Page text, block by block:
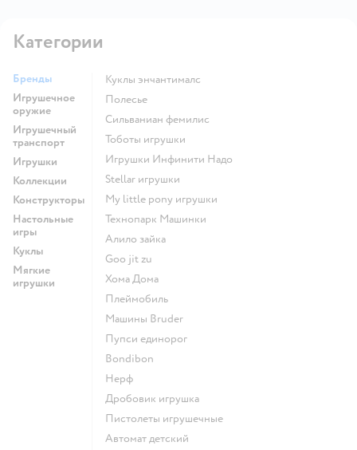
Категории
Бренды
Игрушечное
оружие
Игрушечный
транспорт
Игрушки
Коллекции
Конструкторы
Настольные
игры
Куклы
Мягкие
игрушки
Куклы энчантималс
Полесье
Сильваниан фемилис
Тоботы игрушки
Игрушки Инфинити Надо
Stellar игрушки
my little pony игрушки
Технопарк Машинки
Алило зайка
Goo jit zu
Хома Дома
Плеймобиль
Машины Bruder
Пупси единорог
Bondibon
Нерф
Дробовик игрушка
Пистолеты игрушечные
Автомат детский